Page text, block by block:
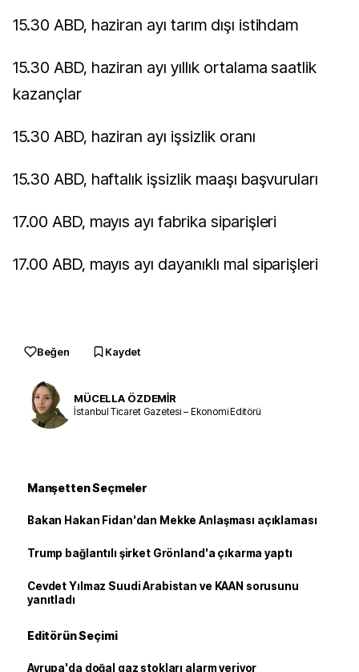
15.30 ABD, haziran ayı tarım dışı istihdam
15.30 ABD, haziran ayı yıllık ortalama saatlik
kazançlar
15.30 ABD, haziran ayı işsizlik oranı
15.30 ABD, haftalık işsizlik maaşı başvuruları
17.00 ABD, mayıs ayı fabrika siparişleri
17.00 ABD, mayıs ayı dayanıklı mal siparişleri
Beğen Kaydet
MÜCELLA ÖZDEMİR
İstanbul Ticaret Gazetesi – Ekonomi Editörü
Manşetten Seçmeler
Bakan Hakan Fidan'dan Mekke Anlaşması açıklaması
Trump bağlantılı şirket Grönland'a çıkarma yaptı
Cevdet Yılmaz Suudi Arabistan ve KAAN sorusunu
yanıtladı
Editörün Seçimi
Avrupa'da doğal gaz stokları alarm veriyor